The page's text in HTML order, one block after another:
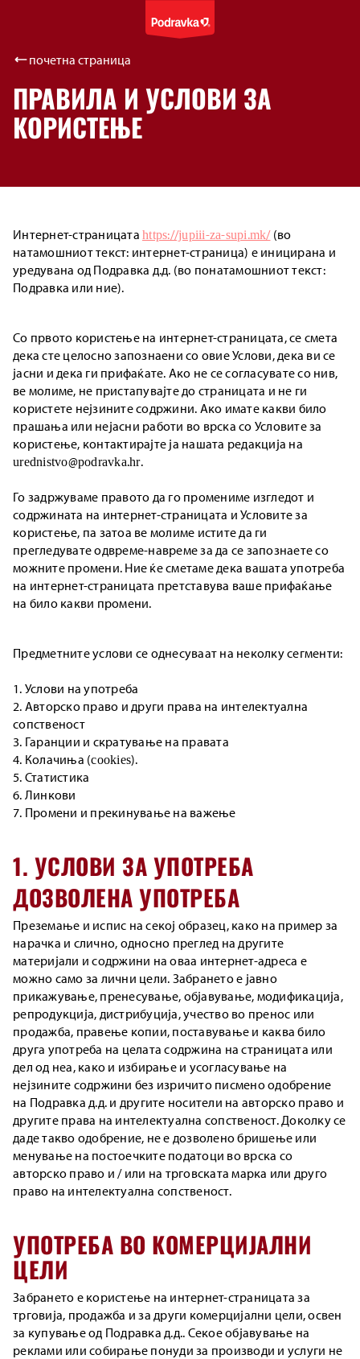
почетна страница
ПРАВИЛА И УСЛОВИ ЗА
КОРИСТЕЊЕ
Интернет-страницата https://jupiii-za-supi.mk/(во
натамошниот текст: интернет-страница) е иницирана и
уредувана од Подравка д.д. (во понатамошниот текст:
Подравка или ние).
Со првото користење на интернет-страницата, се смета
дека сте целосно запознаени со овие Услови, дека ви се
јасни и дека ги прифаќате. Ако не се согласувате со нив,
ве молиме, не пристапувајте до страницата и не ги
користете нејзините содржини. Ако имате какви било
прашања или нејасни работи во врска со Условите за
користење, контактирајте ја нашата редакција на
urednistvo@podravka.hr.
Го задржуваме правото да го промениме изгледот и
содржината на интернет-страницата и Условите за
користење, па затоа ве молиме истите да ги
прегледувате одвреме-навреме за да се запознаете со
можните промени. Ние ќе сметаме дека вашата употреба
на интернет-страницата претставува ваше прифаќање
на било какви промени.
Предметните услови се однесуваат на неколку сегменти:
1. Услови на употреба
2. Авторско право и други права на интелектуална
сопственост
3. Гаранции и скратување на правата
4. Колачиња (cookies).
5. Статистика
6. Линкови
7. Промени и прекинување на важење
1. УСЛОВИ ЗА УПОТРЕБА
ДОЗВОЛЕНА УПОТРЕБА
Преземање и испис на секој образец, како на пример за
нарачка и слично, односно преглед на другите
материјали и содржини на оваа интернет-адреса е
можно само за лични цели. Забрането е јавно
прикажување, пренесување, објавување, модификација,
репродукција, дистрибуција, учество во пренос или
продажба, правење копии, поставување и каква било
друга употреба на целата содржина на страницата или
дел од неа, како и избирање и усогласување на
нејзините содржини без изричито писмено одобрение
на Подравка д.д. и другите носители на авторско право и
другите права на интелектуална сопственост. Доколку се
даде такво одобрение, не е дозволено бришење или
менување на постоечките податоци во врска со
авторско право и / или на трговската марка или друго
право на интелектуална сопственост.
УПОТРЕБА ВО КОМЕРЦИЈАЛНИ
ЦЕЛИ
Забрането е користење на интернет-страницата за
трговија, продажба и за други комерцијални цели, освен
за купување од Подравка д.д.. Секое објавување на
реклами или собирање понуди за производи и услуги не